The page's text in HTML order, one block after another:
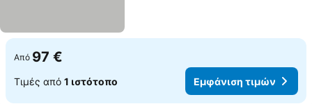
Από 97 €
Τιμές από 1 ιστότοπο Εμφάνιση τιμών